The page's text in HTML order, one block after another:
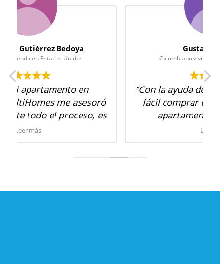
Juan Camilo Gutiérrez Bedoya
Colombiano viviendo en Estados Unidos
“Compré mi apartamento en
Colombia y MultiHomes me asesoró
muy bien durante todo el proceso, es
una empresa muy responsable, los
recomiendo 100%”
Testimonio completo